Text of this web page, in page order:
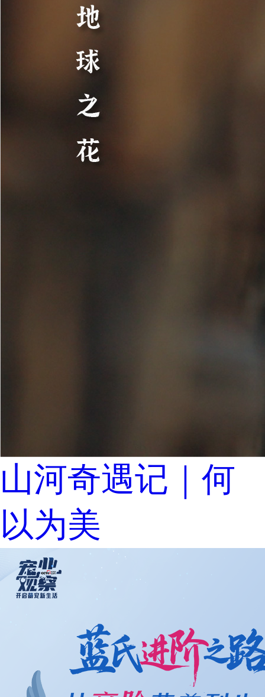
山河奇遇记｜何
以为美